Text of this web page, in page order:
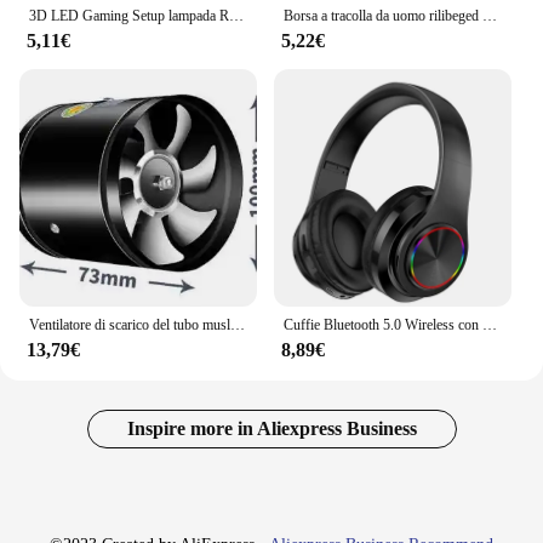
3D LED Gaming Setup lampada RGB USB Powered Gaming Room lampada per bambini camera da letto luci notturne lampada da tavolo a LED illuminazione per interni regali
5,11€
Borsa a tracolla da uomo rilibeged borse a tracolla singole borsa portaoggetti di grande capacità borse a tracolla da lavoro Multi-tasche di moda
5,22€
Ventilatore di scarico del tubo muslimb ventilatore dell'aria ventilazione del tubo metallico ventilatore di scarico Mini estrattore ventilatore da parete per wc da bagno
13,79€
Cuffie Bluetooth 5.0 Wireless con microfono cuffie On-Ear cuffie audio Stereo cuffie pieghevoli da gioco sportivo
8,89€
Inspire more in Aliexpress Business